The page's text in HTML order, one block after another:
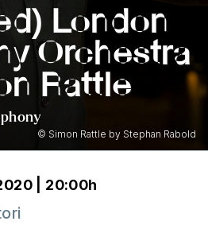
London
Orchestra
Rattle
© Simon Rattle by Stephan Rabold
| 20:00h